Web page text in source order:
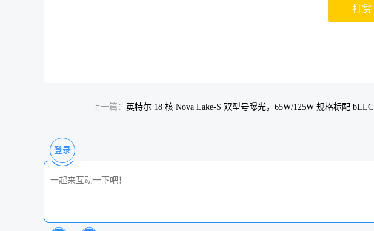
打赏
上一篇： 英特尔 18 核 Nova Lake-S 双型号曝光，65W/125W 规格标配 bLLC
登录